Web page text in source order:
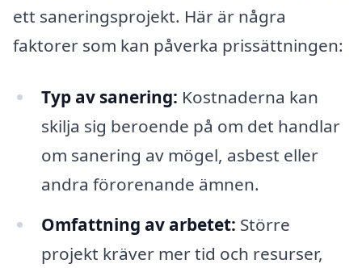
ett saneringsprojekt. Här är några
faktorer som kan påverka prissättningen:
Typ av sanering: Kostnaderna kan
skilja sig beroende på om det handlar
om sanering av mögel, asbest eller
andra förorenande ämnen.
Omfattning av arbetet: Större
projekt kräver mer tid och resurser,